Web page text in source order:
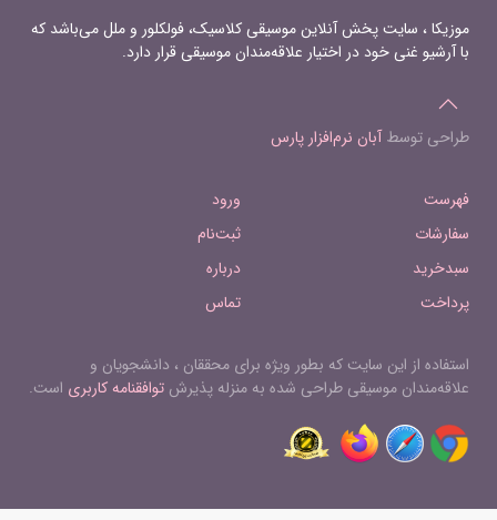
موزیکا ، سایت پخش آنلاین موسیقی کلاسیک، فولکلور و ملل می‌باشد که
با آرشیو غنی خود در اختیار علاقه‌مندان موسیقی قرار دارد.
طراحی توسطآبان نرم‌افزار پارس
فهرست
سفارشات
سبدخرید
پرداخت
ورود
ثبت‌نام
درباره
تماس
استفاده از این سایت که بطور ویژه برای محققان ، دانشجویان و
علاقه‌مندان موسیقی طراحی شده به منزله پذیرشتوافقنامه کاربریاست.